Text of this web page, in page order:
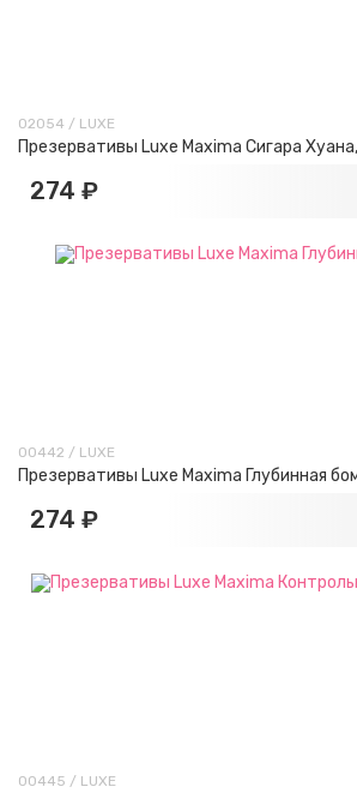
02054 / LUXE
Презервативы Luxe Maxima Сигара
274 ₽
00442 / LUXE
Презервативы Luxe Maxima Глубинная
274 ₽
00445 / LUXE